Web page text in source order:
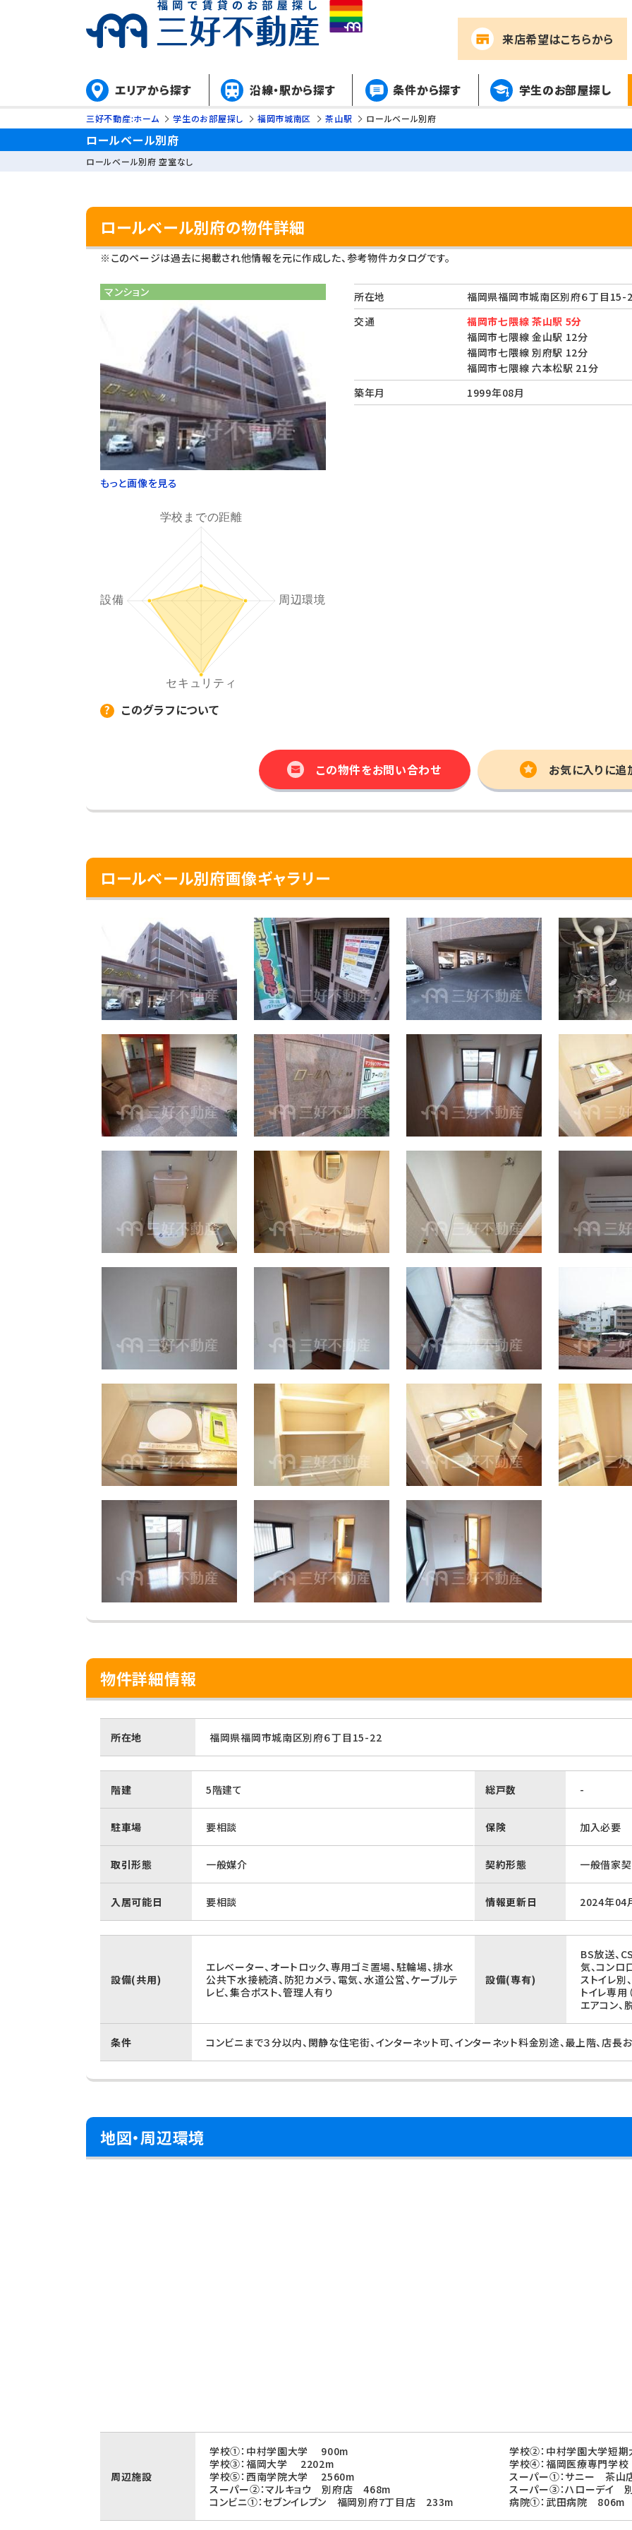
来店希望はこちらから
エリアから探す 沿線・駅から探す 条件から探す 学生のお部屋探し
三好不動産:ホーム 学生のお部屋探し 福岡市城南区 茶山駅 ロールベール別府
ロールベール別府
ロールベール別府 空室なし
ロールベール別府の物件詳細
※このページは過去に掲載され他情報を元に作成した、参考物件カタログです。
マンション
もっと画像を見る
このグラフについて
所在地
福岡県福岡市城南区別府６丁
交通
福岡市七隈線 茶山駅 5分
福岡市七隈線 金山駅 12分
福岡市七隈線 別府駅 12分
福岡市七隈線 六本松駅 21分
築年月
1999年08月
この物件をお問い合わせ お気に入りに追
ロールベール別府画像ギャラリー
物件詳細情報
所在地 福岡県福岡市城南区別府６丁目15-22
階建 5階建て 総戸数 -
駐車場 要相談 保険 加入必要
取引形態 一般媒介 契約形態 一般借家
入居可能日 要相談 情報更新日 2024年04
設備(共用)
エレベーター、オートロック、専用ゴミ置場、駐輪場、排水
公共下水接続済、防犯カメラ、電気、水道公営、ケーブルテ
レビ、集合ポスト、管理人有り
設備(専有)
BS放送、
気、コンロ
ストイレ別
トイレ専用
エアコン、
条件 コンビニまで３分以内、閑静な住宅街、インターネット可、インターネット料金別途、最上階、店
地図・周辺環境
周辺施設
学校①：中村学園大学 900m
学校②：中村学園大学短
学校③：福岡大学 2202m
学校④：福岡医療専門学
学校⑤：西南学院大学 2560m
スーパー①：サニー 茶
スーパー②：マルキョウ 別府店 468m
スーパー③：ハローデイ
コンビニ①：セブンイレブン 福岡別府7丁目店 233m
病院①：武田病院 806m